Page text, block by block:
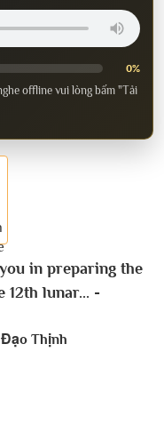
0%
offline vui lòng bấm "Tải
in preparing the
lunar... -
Thịnh